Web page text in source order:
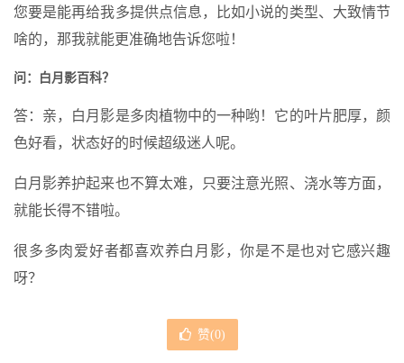
您要是能再给我多提供点信息，比如小说的类型、大致情节
啥的，那我就能更准确地告诉您啦！
问：白月影百科？
答：亲，白月影是多肉植物中的一种哟！它的叶片肥厚，颜
色好看，状态好的时候超级迷人呢。
白月影养护起来也不算太难，只要注意光照、浇水等方面，
就能长得不错啦。
很多多肉爱好者都喜欢养白月影，你是不是也对它感兴趣
呀？
赞(0)